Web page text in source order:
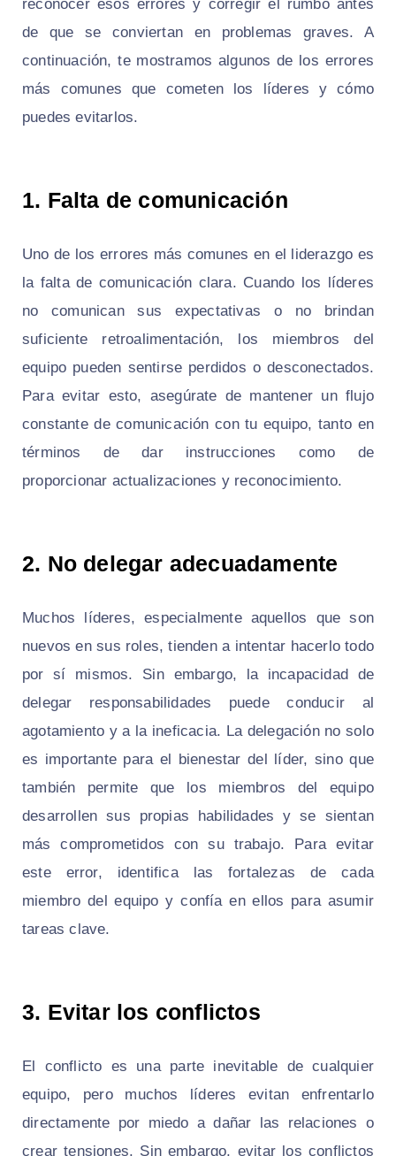
reconocer esos errores y corregir el rumbo antes
de que se conviertan en problemas graves. A
continuación, te mostramos algunos de los errores
más comunes que cometen los líderes y cómo
puedes evitarlos.
1. Falta de comunicación
Uno de los errores más comunes en el liderazgo es
la falta de comunicación clara. Cuando los líderes
no comunican sus expectativas o no brindan
suficiente retroalimentación, los miembros del
equipo pueden sentirse perdidos o desconectados.
Para evitar esto, asegúrate de mantener un flujo
constante de comunicación con tu equipo, tanto en
términos de dar instrucciones como de
proporcionar actualizaciones y reconocimiento.
2. No delegar adecuadamente
Muchos líderes, especialmente aquellos que son
nuevos en sus roles, tienden a intentar hacerlo todo
por sí mismos. Sin embargo, la incapacidad de
delegar responsabilidades puede conducir al
agotamiento y a la ineficacia. La delegación no solo
es importante para el bienestar del líder, sino que
también permite que los miembros del equipo
desarrollen sus propias habilidades y se sientan
más comprometidos con su trabajo. Para evitar
este error, identifica las fortalezas de cada
miembro del equipo y confía en ellos para asumir
tareas clave.
3. Evitar los conflictos
El conflicto es una parte inevitable de cualquier
equipo, pero muchos líderes evitan enfrentarlo
directamente por miedo a dañar las relaciones o
crear tensiones. Sin embargo, evitar los conflictos